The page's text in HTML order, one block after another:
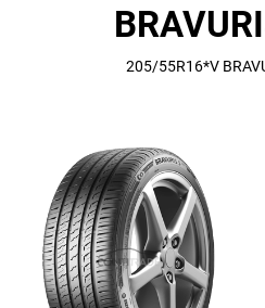
205/55R16*V